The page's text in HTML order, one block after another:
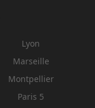
Lyon
Marseille
Montpellier
Paris 5